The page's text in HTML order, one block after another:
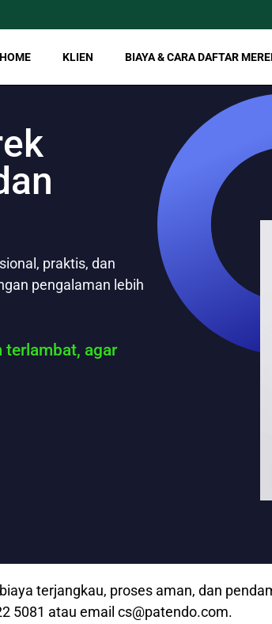
HOME KLIEN BIAYA & CARA DAFTAR
praktis, dan
pengalaman lebih
terlambat, agar
terjangkau, proses aman, dan
5081 atau email cs@patendo.com.